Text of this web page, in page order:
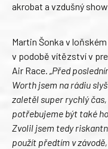
akrobat a vzdušný
Martin Šonka v
v podobě vítězství v
Air Race. „Před
Worth jsem na rádiu
zaletěl super rychlý
potřebujeme být také
Zvolil jsem tedy
použít předtím v